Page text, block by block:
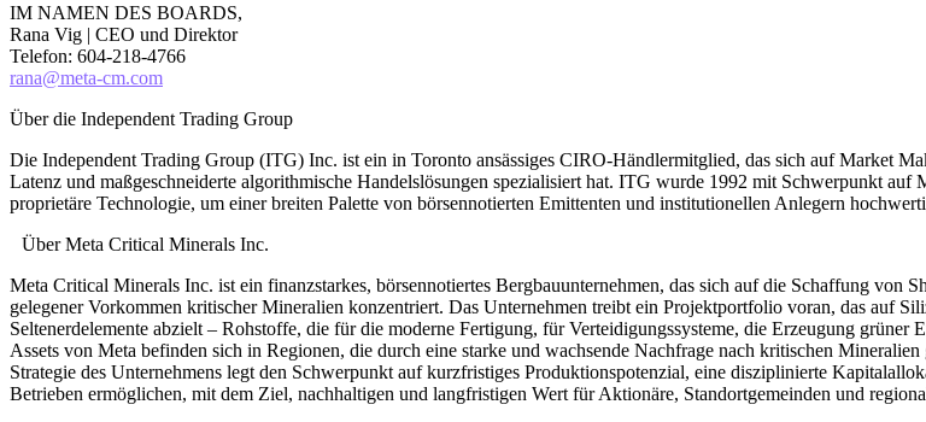
IM NAMEN DES BOARDS,
Rana Vig | CEO und Direktor
Telefon: 604-218-4766
rana@meta-cm.com
Über die Independent Trading Group
Die Independent Trading Group (ITG) Inc. ist ein in Toronto ansässiges CIRO-Händlermitglied, das sich auf Market
Latenz und maßgeschneiderte algorithmische Handelslösungen spezialisiert hat. ITG wurde 1992 mit Schwerpunkt
proprietäre Technologie, um einer breiten Palette von börsennotierten Emittenten und institutionellen Anlegern
Über Meta Critical Minerals Inc.
Meta Critical Minerals Inc. ist ein finanzstarkes, börsennotiertes Bergbauunternehmen, das sich auf die Schaffung von
gelegener Vorkommen kritischer Mineralien konzentriert. Das Unternehmen treibt ein Projektportfolio voran, das auf
Seltenerdelemente abzielt – Rohstoffe, die für die moderne Fertigung, für Verteidigungssysteme, die Erzeugung
Assets von Meta befinden sich in Regionen, die durch eine starke und wachsende Nachfrage nach kritischen
Strategie des Unternehmens legt den Schwerpunkt auf kurzfristiges Produktionspotenzial, eine disziplinierte
Betrieben ermöglichen, mit dem Ziel, nachhaltigen und langfristigen Wert für Aktionäre, Standortgemeinden und